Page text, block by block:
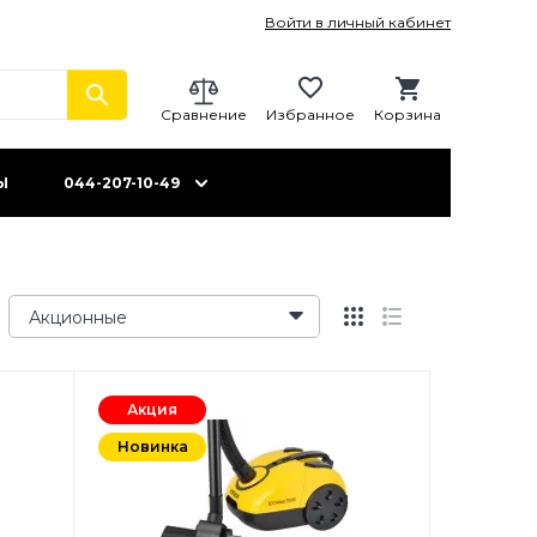
Войти в личный кабинет
Корзина
Избранное
Сравнение
044-207-10-49
Акционные
Акция
Новинка